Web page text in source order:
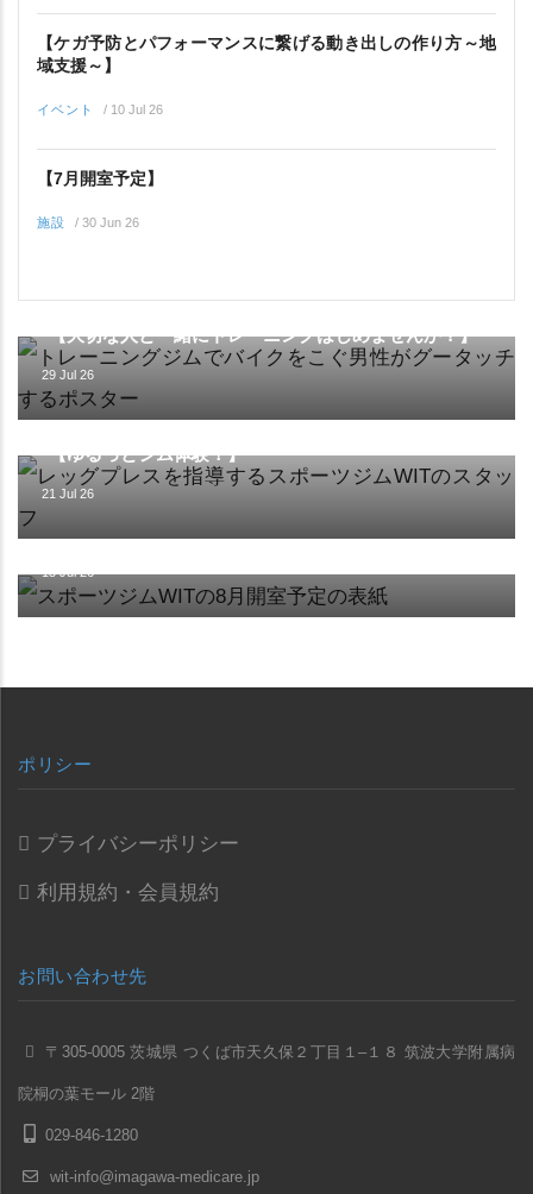
【ケガ予防とパフォーマンスに繋げる動き出しの作り方～地
域支援～】
イベント / 10 Jul 26
【7月開室予定】
施設 / 30 Jun 26
イベント
【大切な人と一緒にトレーニングはじめませんか？】
29 Jul 26
イベント
【ゆるっとジム体験！】
21 Jul 26
施設
15 Jul 26
ポリシー
プライバシーポリシー
利用規約・会員規約
お問い合わせ先
〒305-0005 茨城県 つくば市天久保２丁目１–１８ 筑波大学附属病
院桐の葉モール 2階
029-846-1280
wit-info@imagawa-medicare.jp